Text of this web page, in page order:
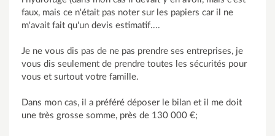
faux, mais ce n'était pas noter sur les papiers car il ne
m'avait fait qu'un devis estimatif....
Je ne vous dis pas de ne pas prendre ses entreprises, je
vous dis seulement de prendre toutes les sécurités pour
vous et surtout votre famille.
Dans mon cas, il a préféré déposer le bilan et il me doit
une très grosse somme, près de 130 000 €;